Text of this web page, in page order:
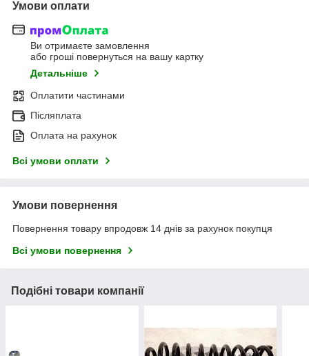
Умови оплати
Ви отримаєте замовлення
або гроші повернуться на вашу картку
Детальніше
Оплатити частинами
Післяплата
Оплата на рахунок
Всі умови оплати
Умови повернення
Повернення товару впродовж 14 днів за рахунок покупця
Всі умови повернення
Подібні товари компанії